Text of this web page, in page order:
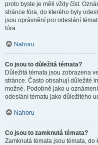
proto byste je měli vždy číst.
stránce fóra, do kterého byly
jsou oprávnění pro odeslání
fóra.
Nahoru
Co jsou to důležitá témata?
Důležitá témata jsou zobrazena
stránce. Často obsahují důležité
možné. Podobně jako u
odeslání tématu jako důležitého
Nahoru
Co jsou to zamknutá témata?
Zamknutá témata jsou témata,